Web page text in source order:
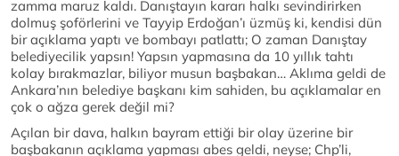
zamma maruz kaldı. Danıştayın kararı halkı sevindirirken
dolmuş şoförlerini ve Tayyip Erdoğan’ı üzmüş ki, kendisi dün
bir açıklama yaptı ve bombayı patlattı; O zaman Danıştay
belediyecilik yapsın! Yapsın yapmasına da 10 yıllık tahtı
kolay bırakmazlar, biliyor musun başbakan… Aklıma geldi de
Ankara’nın belediye başkanı kim sahiden, bu açıklamalar en
çok o ağza gerek değil mi?
Açılan bir dava, halkın bayram ettiği bir olay üzerine bir
başbakanın açıklama yapması abes geldi, neyse; Chp’li,